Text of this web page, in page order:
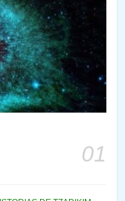
01
EL QUE
A NACER
PIRKEI AVOT
EL
LOS PADRES